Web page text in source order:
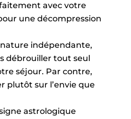
avec votre
une décompression
indépendante,
débrouiller tout seul
séjour. Par contre,
plutôt sur l’envie que
astrologique